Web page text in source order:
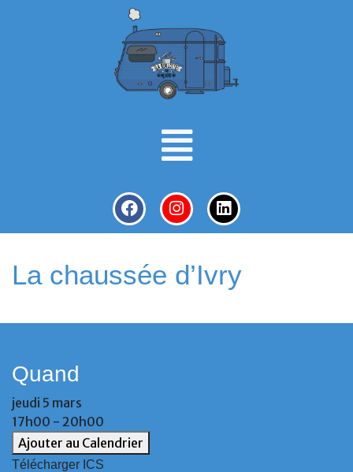
La chaussée d’Ivry
Quand
jeudi 5 mars
17h00 - 20h00
Ajouter au Calendrier
Télécharger ICS